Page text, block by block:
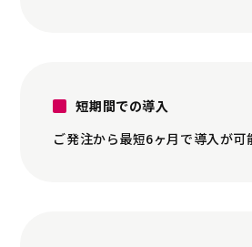
短期間での導入
ご発注から最短6ヶ月で導入が可